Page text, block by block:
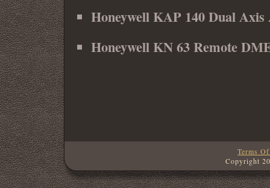
Honeywell KAP 140 Dual
Honeywell KN 63 Remote
Terms
Copyright